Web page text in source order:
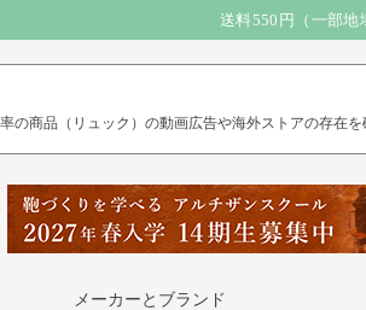
送料550円（一部地
の商品（リュック）の動画広告や海外ストアの存在
メーカーとブランド